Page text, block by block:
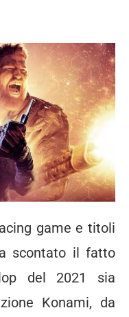
game e titoli
scontato il fatto
del 2021 sia
Konami, da